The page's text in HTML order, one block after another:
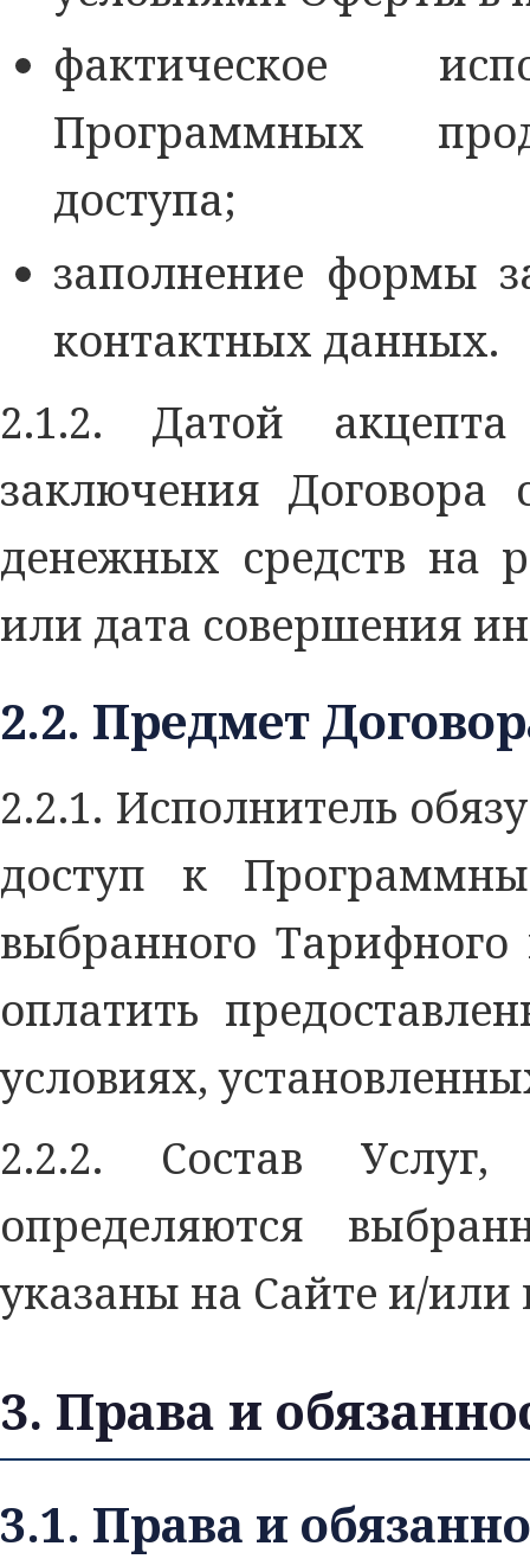
фактическое
Программных
доступа;
заполнение формы
контактных данных.
2.1.2. Датой
заключения Договора
денежных средств на
или дата совершения
2.2. Предмет
2.2.1. Исполнитель
доступ к
выбранного Тарифного
оплатить
условиях,
2.2.2. Состав
определяются
указаны на Сайте и/или
3. Права и
3.1. Права и